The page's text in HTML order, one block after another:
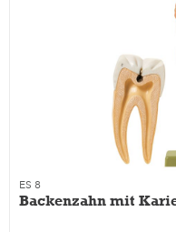
ES 8
Backenzahn mit